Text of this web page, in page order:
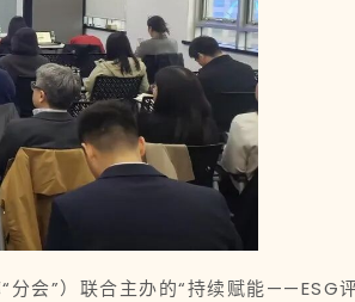
会”）联合主办的“持续赋能——ESG